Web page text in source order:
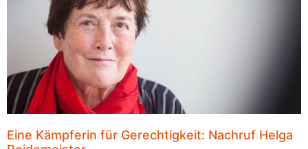
Eine Kämpferin für Gerechtigkeit: Nachruf Helga